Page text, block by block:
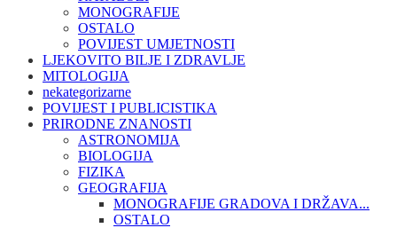
MONOGRAFIJE
OSTALO
POVIJEST UMJETNOSTI
LJEKOVITO BILJE I ZDRAVLJE
MITOLOGIJA
nekategorizarne
POVIJEST I PUBLICISTIKA
PRIRODNE ZNANOSTI
ASTRONOMIJA
BIOLOGIJA
FIZIKA
GEOGRAFIJA
MONOGRAFIJE GRADOVA I DRŽAVA...
OSTALO